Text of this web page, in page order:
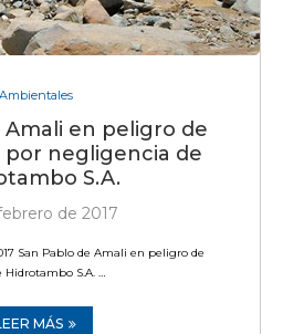
Ambientales
Amali en peligro de
por negligencia de
S.A.
de 2017
San Pablo de Amali en peligro de
S.A. …
MÁS